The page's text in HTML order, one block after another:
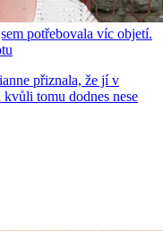
potřebovala víc objetí.
přiznala, že jí v
tomu dodnes nese